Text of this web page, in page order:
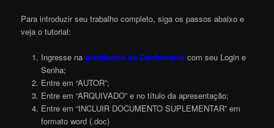
Para introduzir seu trabalho completo, siga os passos abaixo e
veja o tutorial:
Ingresse na plataforma da Conferência com seu Login e
Senha;
Entre em “AUTOR”;
Entre em “ARQUIVADO” e no título da apresentação;
Entre em “INCLUIR DOCUMENTO SUPLEMENTAR” em
formato word (.doc)